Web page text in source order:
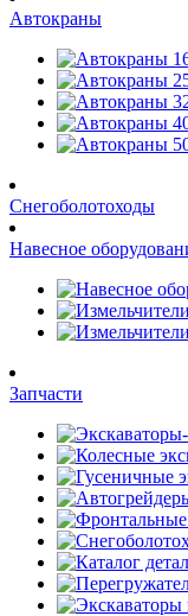
Автокраны
Снегоболотоходы
Навесное
Запчасти